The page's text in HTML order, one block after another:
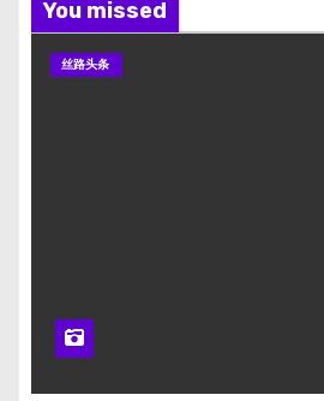
You missed
丝路头条